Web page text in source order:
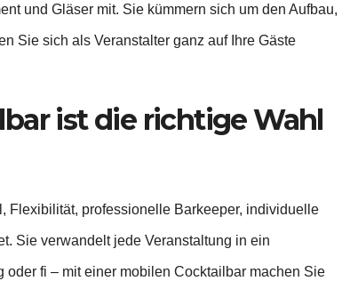
und Gläser mit. Sie kümmern sich um den Aufbau,
Sie sich als Veranstalter ganz auf Ihre Gäste
ist die richtige Wahl
Flexibilität, professionelle Barkeeper, individuelle
Sie verwandelt jede Veranstaltung in ein
fi – mit einer mobilen Cocktailbar machen Sie